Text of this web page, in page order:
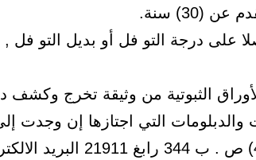
الثبوتية من وثيقة تخرج وكشف
والدبلومات التي اجتازها إن وجدت
وكيل الكلية بمبنى رقم (4) ص . ب 344 رابغ